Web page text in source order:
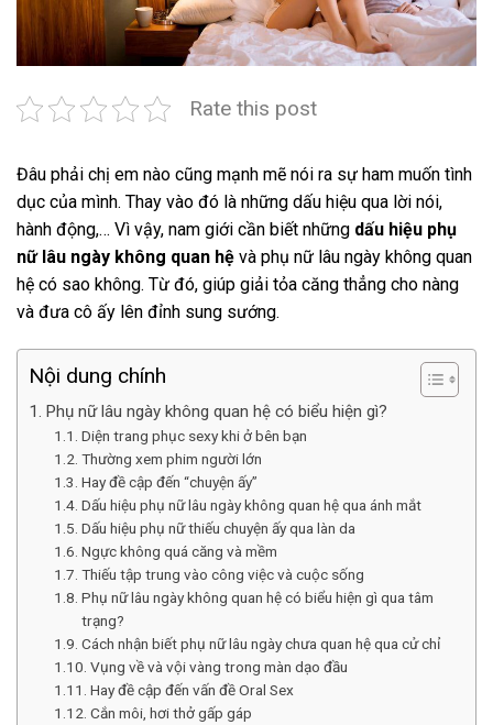
Rate this post
Đâu phải chị em nào cũng mạnh mẽ nói ra sự ham muốn tình
dục của mình. Thay vào đó là những dấu hiệu qua lời nói,
hành động,… Vì vậy, nam giới cần biết những dấu hiệu phụ
nữ lâu ngày không quan hệ và phụ nữ lâu ngày không quan
hệ có sao không. Từ đó, giúp giải tỏa căng thẳng cho nàng
và đưa cô ấy lên đỉnh sung sướng.
Nội dung chính
Phụ nữ lâu ngày không quan hệ có biểu hiện gì?
Diện trang phục sexy khi ở bên bạn
Thường xem phim người lớn
Hay đề cập đến “chuyện ấy”
Dấu hiệu phụ nữ lâu ngày không quan hệ qua ánh mắt
Dấu hiệu phụ nữ thiếu chuyện ấy qua làn da
Ngực không quá căng và mềm
Thiếu tập trung vào công việc và cuộc sống
Phụ nữ lâu ngày không quan hệ có biểu hiện gì qua tâm
trạng?
Cách nhận biết phụ nữ lâu ngày chưa quan hệ qua cử chỉ
Vụng về và vội vàng trong màn dạo đầu
Hay đề cập đến vấn đề Oral Sex
Cắn môi, hơi thở gấp gáp